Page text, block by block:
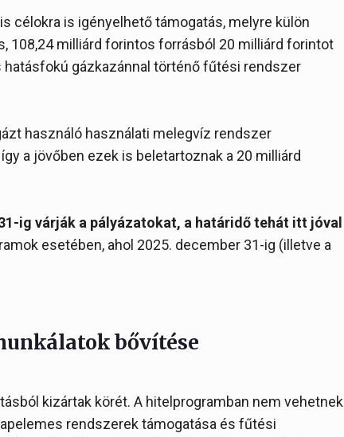
célokra is igényelhető támogatás, melyre külön
108,24 milliárd forintos forrásból 20 milliárd forintot
gázkazánnal történő fűtési rendszer
használó használati melegvíz rendszer
a jövőben ezek is beletartoznak a 20 milliárd
ig várják a pályázatokat, a határidő tehát itt jóval
esetében, ahol 2025. december 31-ig (illetve a
bővítése
kizártak körét. A hitelprogramban nem vehetnek
rendszerek támogatása és fűtési